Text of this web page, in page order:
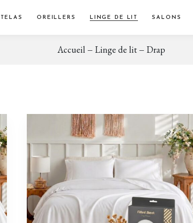
OREILLERS LINGE DE LIT
Bébé & Enfant
SALONS
Accueil Linge de lit Drap